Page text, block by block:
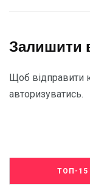
Залишити
Щоб відправити
авторизуватись.
ТОП-15